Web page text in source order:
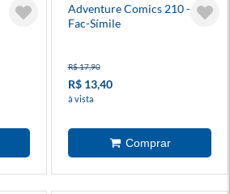
Adventure Comics 210 -
Fac-Símile
R$ 17,90
R$ 13,40
à vista